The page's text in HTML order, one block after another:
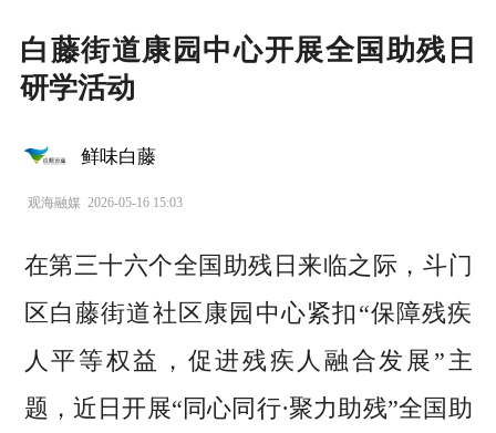
白藤街道康园中心开展全国助残日
研学活动
鲜味白藤
观海融媒 2026-05-16 15:03
在第三十六个全国助残日来临之际，斗门
区白藤街道社区康园中心紧扣“保障残疾
人平等权益，促进残疾人融合发展”主
题，近日开展“同心同行·聚力助残”全国助